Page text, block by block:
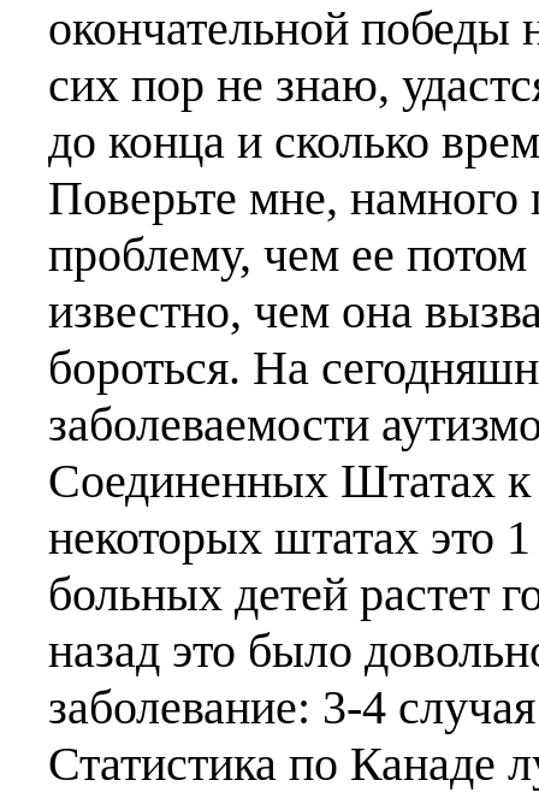
окончательной
сих пор не знаю,
до конца и сколько
Поверьте мне, намного
проблему, чем ее
известно, чем она
бороться. На
заболеваемости
Соединенных Штатах к
некоторых штатах это
больных детей растет
назад это было
заболевание: 3-4
Статистика по Канаде